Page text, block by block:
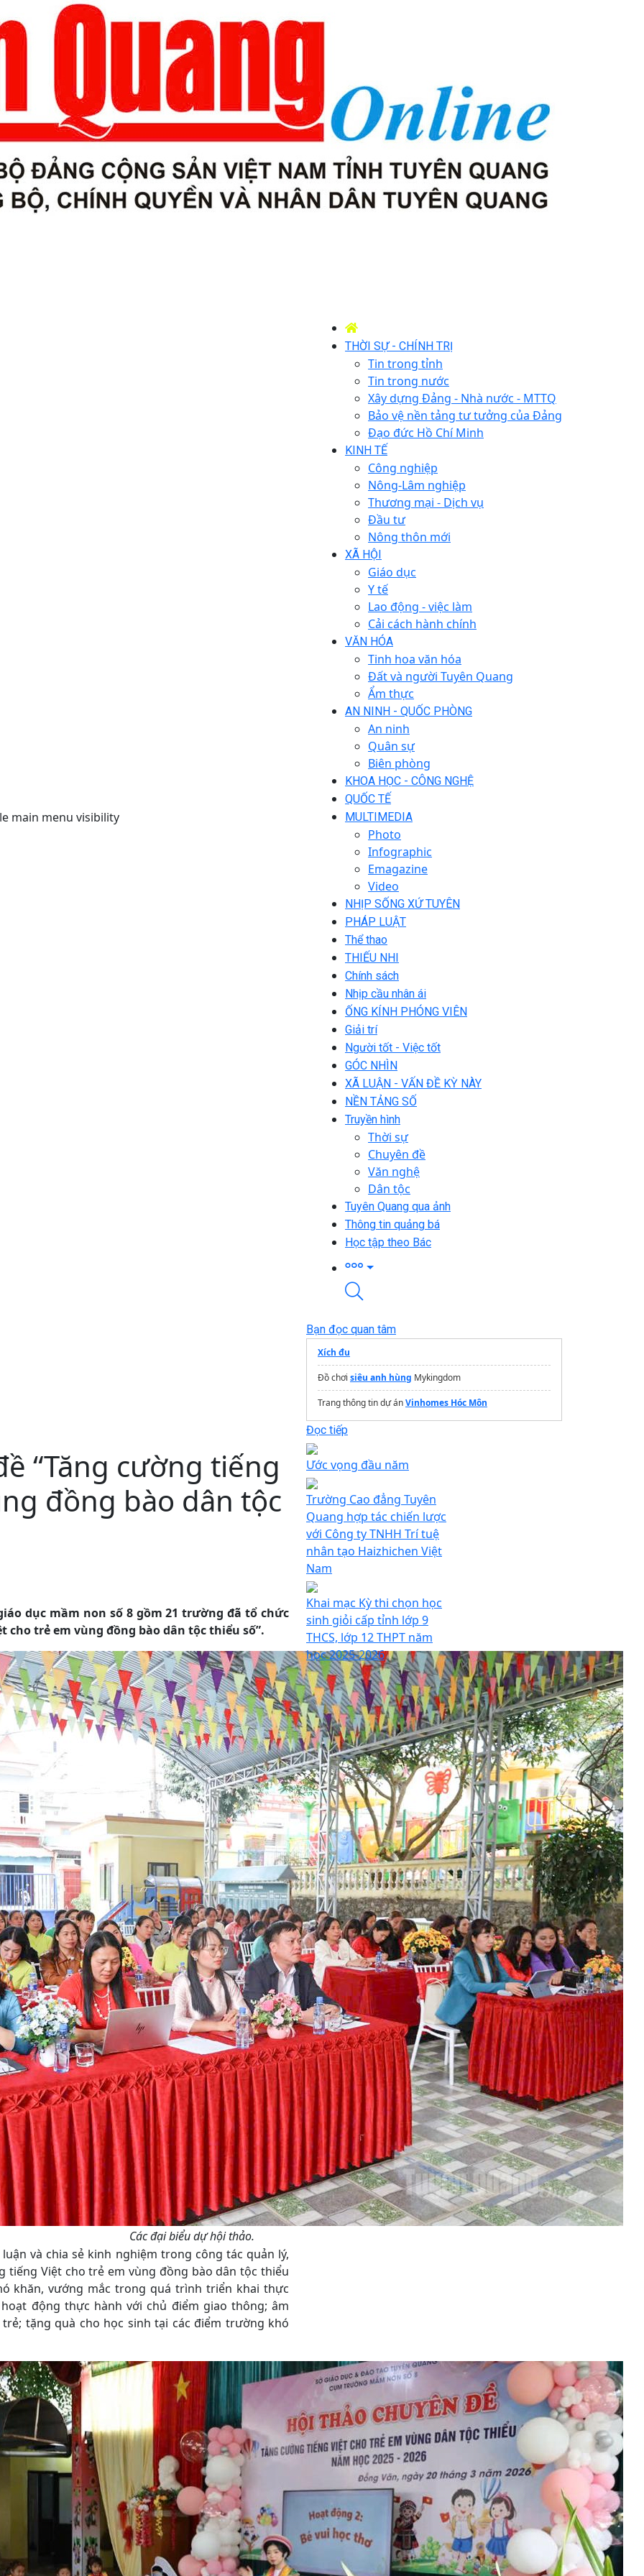
main menu visibility
THỜI SỰ - CHÍNH TRỊ
Tin trong tỉnh
Tin trong nước
Xây dựng Đảng - Nhà nước - MTTQ
Bảo vệ nền tảng tư tưởng của Đảng
Đạo đức Hồ Chí Minh
KINH TẾ
Công nghiệp
Nông-Lâm nghiệp
Thương mại - Dịch vụ
Đầu tư
Nông thôn mới
XÃ HỘI
Giáo dục
Y tế
Lao động - việc làm
Cải cách hành chính
VĂN HÓA
Tinh hoa văn hóa
Đất và người Tuyên Quang
Ẩm thực
AN NINH - QUỐC PHÒNG
An ninh
Quân sự
Biên phòng
KHOA HỌC - CÔNG NGHỆ
QUỐC TẾ
MULTIMEDIA
Photo
Infographic
Emagazine
Video
NHỊP SỐNG XỨ TUYÊN
PHÁP LUẬT
Thể thao
THIẾU NHI
Chính sách
Nhịp cầu nhân ái
ỐNG KÍNH PHÓNG VIÊN
Giải trí
Người tốt - Việc tốt
GÓC NHÌN
XÃ LUẬN - VẤN ĐỀ KỲ NÀY
NỀN TẢNG SỐ
Truyền hình
Thời sự
Chuyên đề
Văn nghệ
Dân tộc
Tuyên Quang qua ảnh
Thông tin quảng bá
Học tập theo Bác
“Tăng cường tiếng
đồng bào dân tộc
dục mầm non số 8 gồm 21 trường đã tổ chức
cho trẻ em vùng đồng bào dân tộc thiểu số”.
Các đại biểu dự hội thảo.
và chia sẻ kinh nghiệm trong công tác quản lý,
tiếng Việt cho trẻ em vùng đồng bào dân tộc thiểu
khăn, vướng mắc trong quá trình triển khai thực
động thực hành với chủ điểm giao thông; âm
tặng quà cho học sinh tại các điểm trường khó
Bạn đọc quan tâm
Xích đu
Đồ chơi siêu anh hùng Mykingdom
Trang thông tin dự ánVinhomes Hóc Môn
Đọc tiếp
Ước vọng đầu năm
Trường Cao đẳng Tuyên
Quang hợp tác chiến lược
với Công ty TNHH Trí tuệ
nhân tạo Haizhichen Việt
Nam
Khai mạc Kỳ thi chọn học
sinh giỏi cấp tỉnh lớp 9
THCS, lớp 12 THPT năm
học 2025-2026